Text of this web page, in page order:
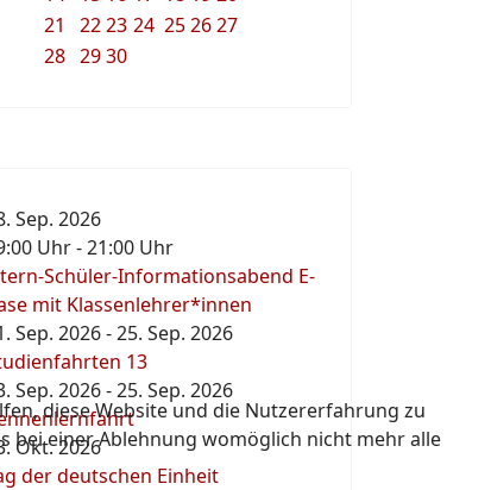
21
2223 24 252627
28 2930
Sep. 2026
Uhr-21:00 Uhr
Schüler-Informationsabend E-
mit Klassenlehrer*innen
Sep. 2026-25. Sep. 2026
13
Sep. 2026-25. Sep. 2026
Okt. 2026
der deutschen Einheit
diese Website und die Nutzererfahrung zu
bei einer Ablehnung womöglich nicht mehr alle